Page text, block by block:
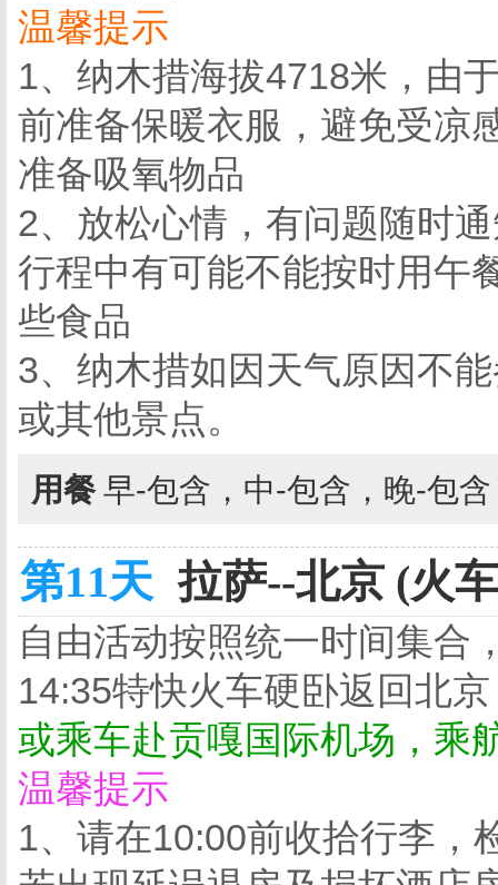
温馨提示
1、纳木措海拔4718米，由
前准备保暖衣服，避免受凉
准备吸氧物品
2、放松心情，有问题随时
行程中有可能不能按时用午
些食品
3、纳木措如因天气原因不
或其他景点。
用餐 早-包含，中-包含，晚-包
第11天 拉萨--北京 (火
自由活动按照统一时间集合
14:35特快火车硬卧返回北京
或乘车赴贡嘎国际机场，乘
温馨提示
1、请在10:00前收拾行李，